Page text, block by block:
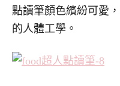
點讀筆顏色繽紛可愛
的人體工學。